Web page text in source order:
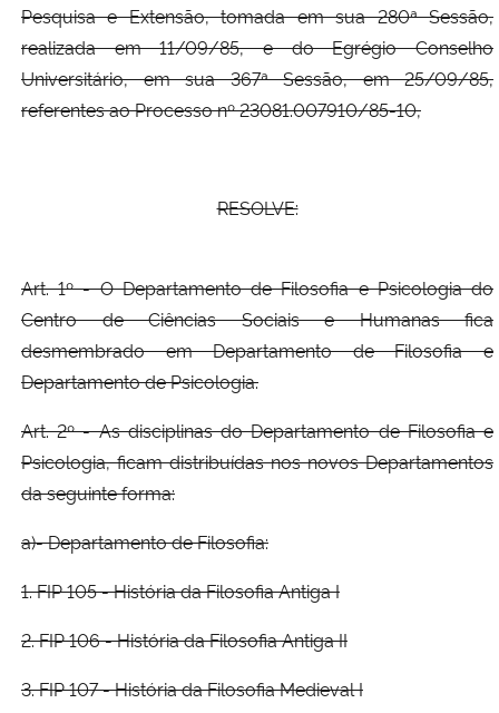
Secretaria-Geral
Secretaria de Governo
Banco Central do Brasil
Planalto
Pesquisa e Extensão, tomada em sua 280ª Sessão,
realizada em 11/09/85, e do Egrégio Conselho
Universitário, em sua 367ª Sessão, em 25/09/85,
referentes ao Processo nº 23081.007910/85-10,
RESOLVE:
Art. 1º - O Departamento de Filosofia e Psicologia do
Centro de Ciências Sociais e Humanas fica
desmembrado em Departamento de Filosofia e
Departamento de Psicologia.
Art. 2º - As disciplinas do Departamento de Filosofia e
Psicologia, ficam distribuídas nos novos Departamentos
da seguinte forma:
a)- Departamento de Filosofia:
1. FIP 105 - História da Filosofia Antiga I
2. FIP 106 - História da Filosofia Antiga II
3. FIP 107 - História da Filosofia Medieval I